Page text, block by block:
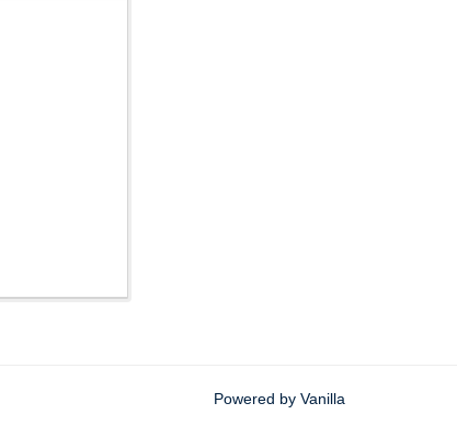
Powered by Vanilla